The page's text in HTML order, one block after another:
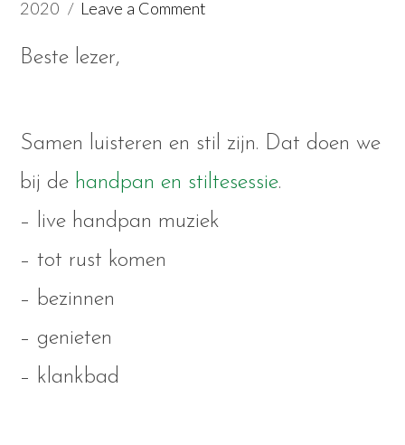
2020
Leave a Comment
Beste lezer,
Samen luisteren en stil zijn. Dat doen we
bij de handpan en stiltesessie.
– live handpan muziek
– tot rust komen
– bezinnen
– genieten
– klankbad